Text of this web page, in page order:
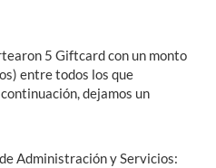
5 Giftcard con un monto
entre todos los que
dejamos un
Administración y Servicios: